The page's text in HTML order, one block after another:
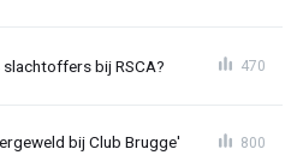
bij RSCA? 470
bij Club Brugge' 800